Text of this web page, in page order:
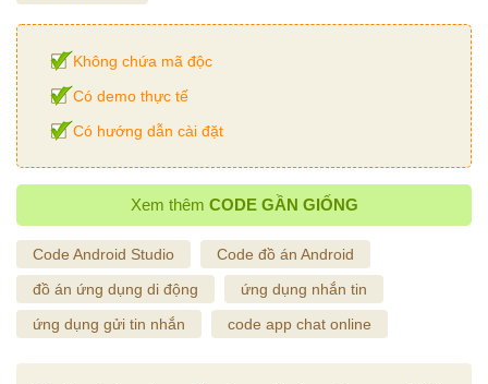
Không chứa mã độc
Có demo thực tế
Có hướng dẫn cài đặt
Xem thêm CODE GẦN GIỐNG
Code Android Studio
Code đồ án Android
đồ án ứng dụng di động
ứng dụng nhắn tin
ứng dụng gửi tin nhắn
code app chat online